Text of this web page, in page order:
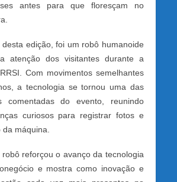
antes para que floresçam no
desta edição, foi um robô humanoide
atenção dos visitantes durante a
Com movimentos semelhantes
a tecnologia se tornou uma das
comentadas do evento, reunindo
curiosos para registrar fotos e
da máquina.
robô reforçou o avanço da tecnologia
e mostra como inovação e